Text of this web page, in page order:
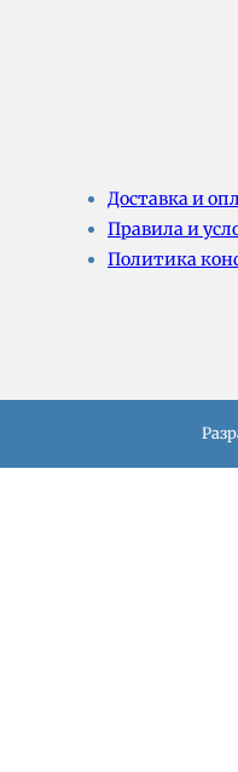
Доставка и
Правила и
Политика